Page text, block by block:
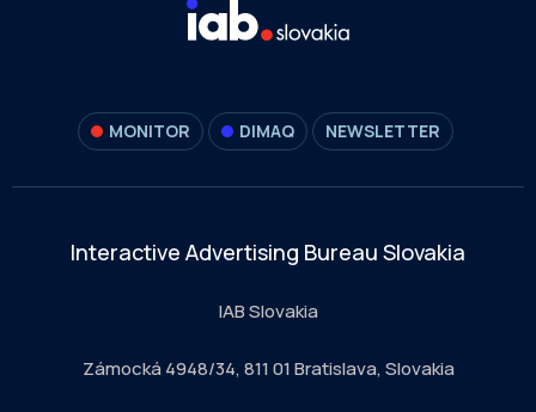
MONITOR DIMAQ NEWSLETTER
Interactive Advertising Bureau Slovakia
IAB Slovakia
Zámocká 4948/34, 811 01 Bratislava, Slovakia